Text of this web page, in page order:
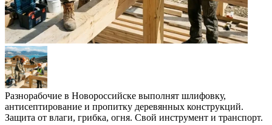
Разнорабочие в Новороссийске выполнят шлифовку,
антисептирование и пропитку деревянных конструкций.
Защита от влаги, грибка, огня. Свой инструмент и транспорт.